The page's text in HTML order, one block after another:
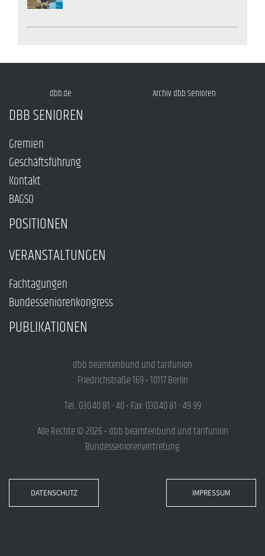
dbb.de Archiv dbb Senioren
DBB SENIOREN
Gremien
Geschäftsführung
Kontakt
BAGSO
POSITIONEN
VERANSTALTUNGEN
Fachtagungen
Bundesseniorenkongress
PUBLIKATIONEN
dbb beamtenbund und tarifunion
Friedrichstraße 169 • 10117 Berlin
Tel.: 030.40 81 - 40 • Fax: 030.40 81 - 49 99
Alle Rechte © 2026 • dbb beamtenbund und tarifunion
Bundesseniorenvertretung
DATENSCHUTZ IMPRESSUM